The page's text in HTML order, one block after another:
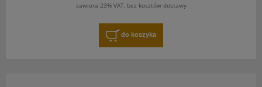
zawiera 23% VAT, bez kosztów dostawy
do koszyka